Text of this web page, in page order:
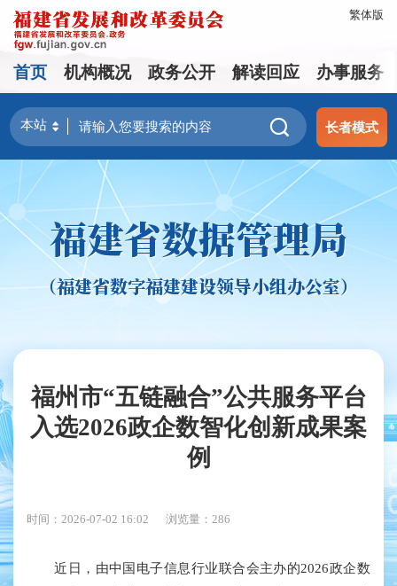
繁体版
首页 机构概况 政务公开 解读回应 办事服务
长者模式
福建省数据管理局
（福建省数字福建建设领导小组办公室）
福州市“五链融合”公共服务平台
入选2026政企数智化创新成果案
例
时间：2026-07-02 16:02 浏览量：286
近日，由中国电子信息行业联合会主办的2026政企数